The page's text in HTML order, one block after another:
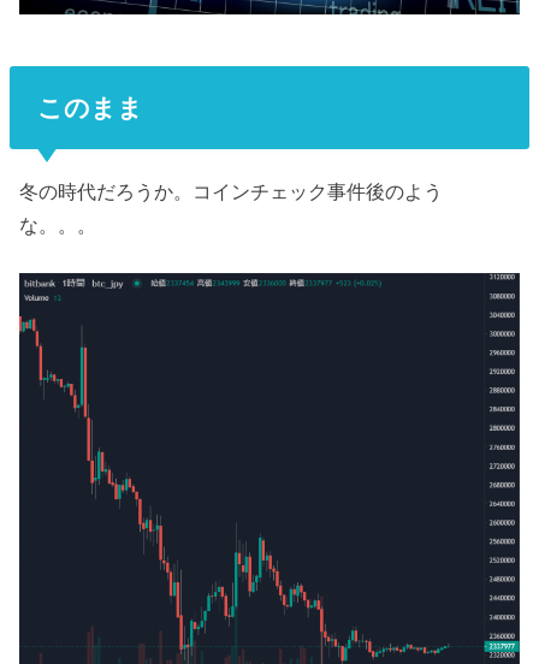
このまま
冬の時代だろうか。コインチェック事件後のよう
な。。。